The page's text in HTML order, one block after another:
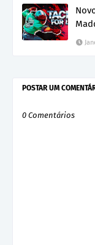
POSTAR UM
0 Comentários